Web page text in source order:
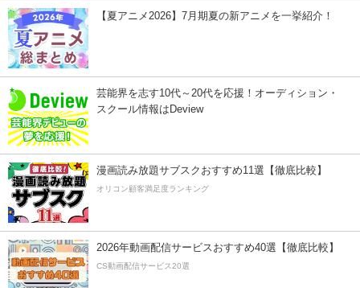
【夏アニメ2026】7月期夏の新アニメを一挙紹介！
芸能界を志す10代～20代を応援！オーディション・
スクール情報はDeview
漫画読み放題サブスクおすすめ11選【徹底比較】
オリコン顧客満足度ランキング
2026年動画配信サービスおすすめ40選【徹底比較】
CS動画配信サービス20選